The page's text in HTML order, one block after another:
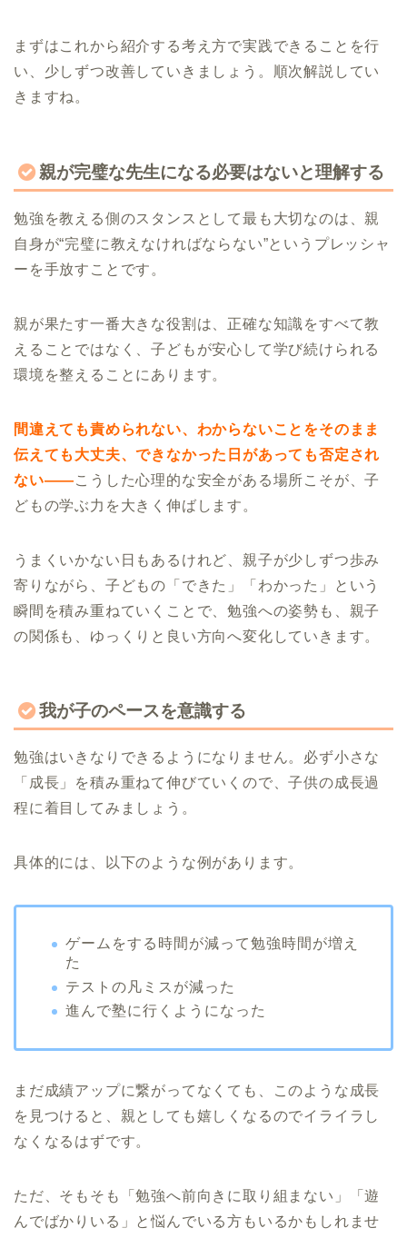
まずはこれから紹介する考え方で実践できることを行
い、少しずつ改善していきましょう。順次解説してい
きますね。
親が完璧な先生になる必要はないと理解する
勉強を教える側のスタンスとして最も大切なのは、親
自身が“完璧に教えなければならない”というプレッシャ
ーを手放すことです。
親が果たす一番大きな役割は、正確な知識をすべて教
えることではなく、子どもが安心して学び続けられる
環境を整えることにあります。
間違えても責められない、わからないことをそのまま
伝えても大丈夫、できなかった日があっても否定され
ない――こうした心理的な安全がある場所こそが、子
どもの学ぶ力を大きく伸ばします。
うまくいかない日もあるけれど、親子が少しずつ歩み
寄りながら、子どもの「できた」「わかった」という
瞬間を積み重ねていくことで、勉強への姿勢も、親子
の関係も、ゆっくりと良い方向へ変化していきます。
我が子のペースを意識する
勉強はいきなりできるようになりません。必ず小さな
「成長」を積み重ねて伸びていくので、子供の成長過
程に着目してみましょう。
具体的には、以下のような例があります。
ゲームをする時間が減って勉強時間が増え
た
テストの凡ミスが減った
進んで塾に行くようになった
まだ成績アップに繋がってなくても、このような成長
を見つけると、親としても嬉しくなるのでイライラし
なくなるはずです。
ただ、そもそも「勉強へ前向きに取り組まない」「遊
んでばかりいる」と悩んでいる方もいるかもしれませ